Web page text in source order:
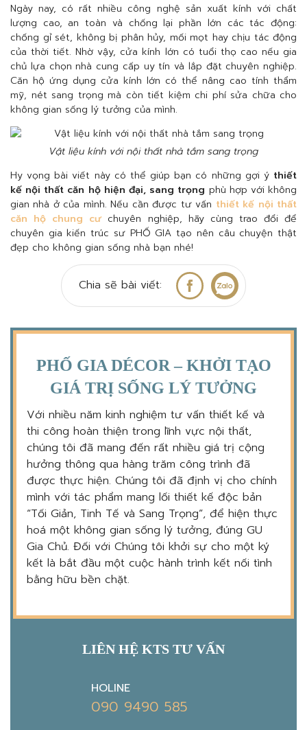
Ngày nay, có rất nhiều công nghệ sản xuất kính với chất
lượng cao, an toàn và chống lại phần lớn các tác động:
chống gỉ sét, không bị phân hủy, mối mọt hay chịu tác động
của thời tiết. Nhờ vậy, cửa kính lớn có tuổi thọ cao nếu gia
chủ lựa chọn nhà cung cấp uy tín và lắp đặt chuyên nghiệp.
Căn hộ ứng dụng cửa kính lớn có thể nâng cao tính thẩm
mỹ, nét sang trọng mà còn tiết kiệm chi phí sửa chữa cho
không gian sống lý tưởng của mình.
Vật liệu kính với nội thất nhà tắm sang trọng
Hy vọng bài viết này có thể giúp bạn có những gợi ý thiết
kế nội thất căn hộ hiện đại, sang trọng phù hợp với không
gian nhà ở của mình. Nếu cần được tư vấn thiết kế nội thất
căn hộ chung cư chuyên nghiệp, hãy cùng trao đổi để
chuyên gia kiến trúc sư PHỐ GIA tạo nên câu chuyện thật
đẹp cho không gian sống nhà bạn nhé!
Chia sẽ bài viết:
PHỐ GIA DÉCOR – KHỞI TẠO
GIÁ TRỊ SỐNG LÝ TƯỞNG
Với nhiều năm kinh nghiệm tư vấn thiết kế và
thi công hoàn thiện trong lĩnh vực nội thất,
chúng tôi đã mang đến rất nhiều giá trị cộng
hưởng thông qua hàng trăm công trình đã
được thực hiện. Chúng tôi đã định vị cho chính
mình với tác phẩm mang lối thiết kế độc bản
“Tối Giản, Tinh Tế và Sang Trọng”, để hiện thực
hoá một không gian sống lý tưởng, đúng GU
Gia Chủ. Đối với Chúng tôi khởi sự cho một ký
kết là bắt đầu một cuộc hành trình kết nối tình
bằng hữu bền chặt.
LIÊN HỆ KTS TƯ VẤN
HOLINE
090 9490 585